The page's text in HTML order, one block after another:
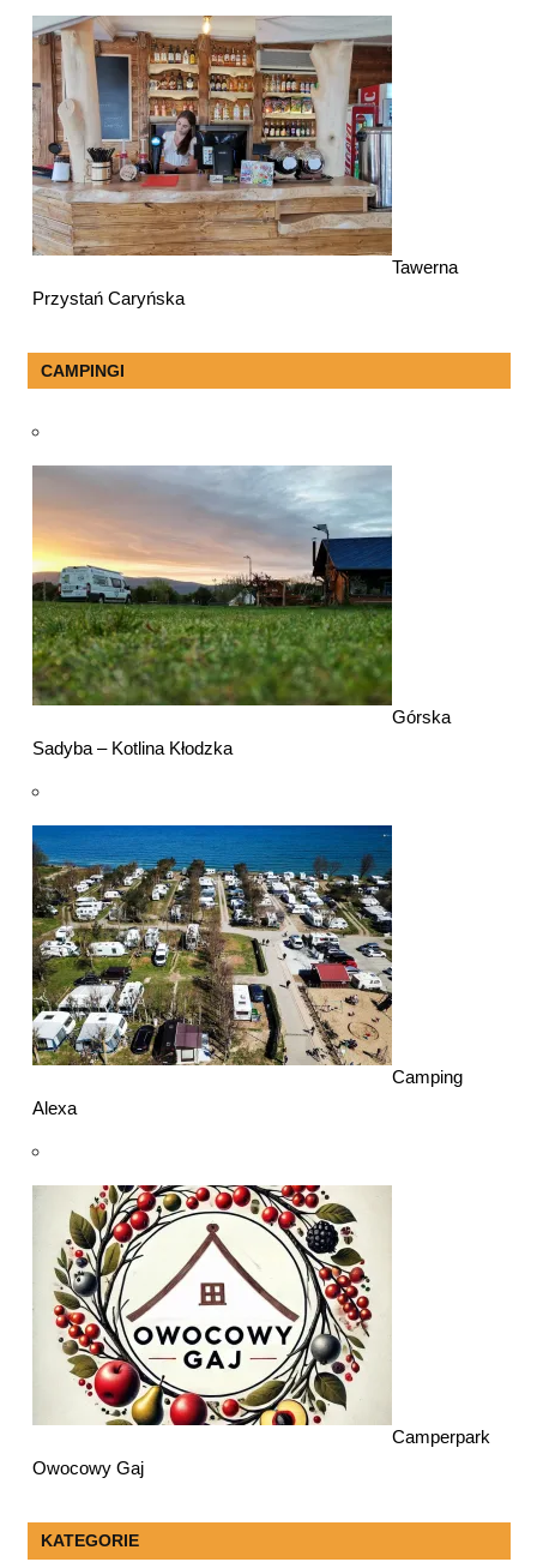
Tawerna
Przystań Caryńska
CAMPINGI
Górska
Sadyba – Kotlina Kłodzka
Camping
Alexa
Camperpark
Owocowy Gaj
KATEGORIE